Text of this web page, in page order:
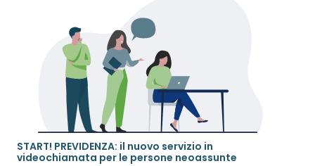
START! PREVIDENZA: il nuovo servizio in
videochiamata per le persone neoassunte